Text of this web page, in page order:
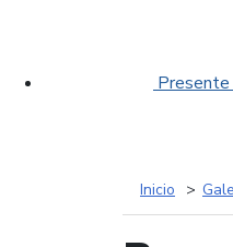
Presente
Inicio